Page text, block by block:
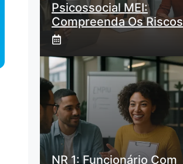
Psicossocial MEI:
Compreenda Os Riscos
NR 1: Funcionário Com